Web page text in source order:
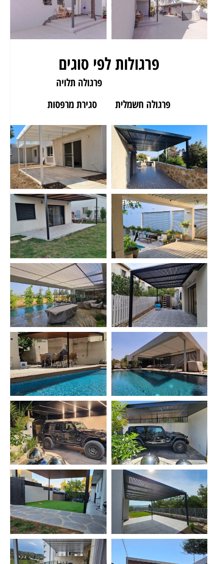
פרגולות לפי סוגים
פרגולה תלויה
פרגולה חשמלית
סגירת מרפסות